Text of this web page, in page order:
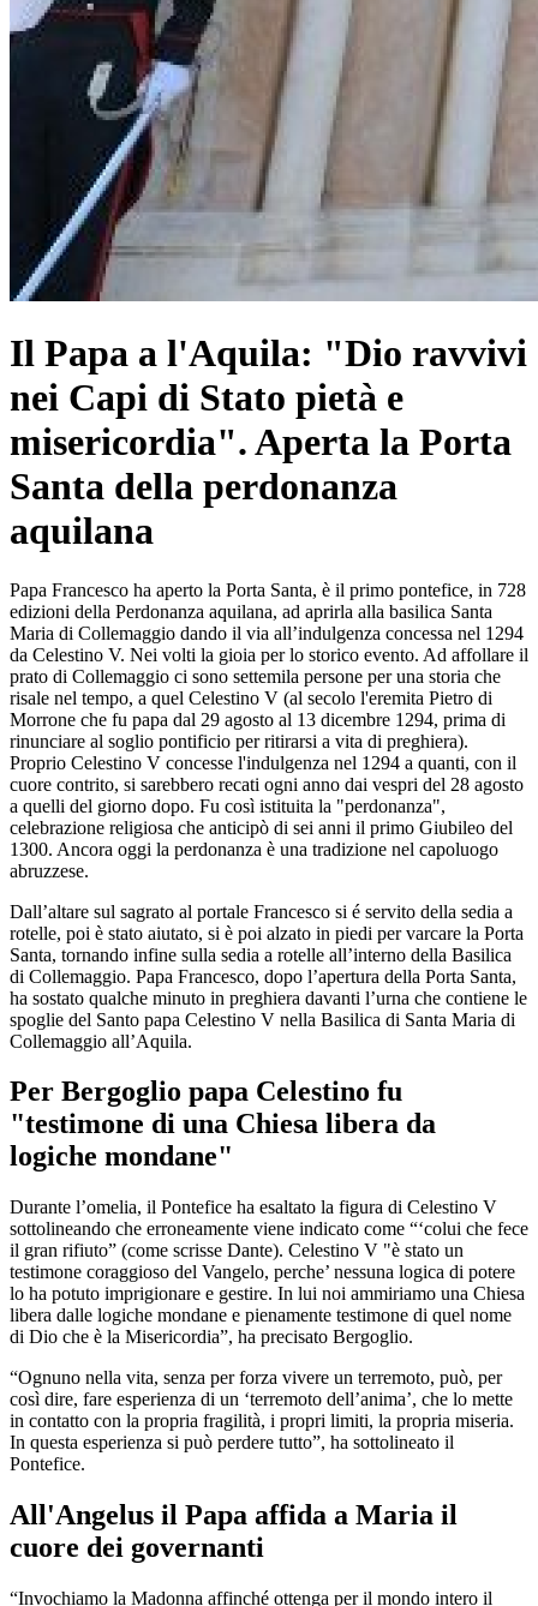
Il Papa a l'Aquila: "Dio ravvivi
nei Capi di Stato pietà e
misericordia". Aperta la Porta
Santa della perdonanza
aquilana
Papa Francesco ha aperto la Porta Santa, è il primo pontefice, in 728
edizioni della Perdonanza aquilana, ad aprirla alla basilica Santa
Maria di Collemaggio dando il via all’indulgenza concessa nel 1294
da Celestino V. Nei volti la gioia per lo storico evento. Ad affollare il
prato di Collemaggio ci sono settemila persone per una storia che
risale nel tempo, a quel Celestino V (al secolo l'eremita Pietro di
Morrone che fu papa dal 29 agosto al 13 dicembre 1294, prima di
rinunciare al soglio pontificio per ritirarsi a vita di preghiera).
Proprio Celestino V concesse l'indulgenza nel 1294 a quanti, con il
cuore contrito, si sarebbero recati ogni anno dai vespri del 28 agosto
a quelli del giorno dopo. Fu così istituita la "perdonanza",
celebrazione religiosa che anticipò di sei anni il primo Giubileo del
1300. Ancora oggi la perdonanza è una tradizione nel capoluogo
abruzzese.
Dall’altare sul sagrato al portale Francesco si é servito della sedia a
rotelle, poi è stato aiutato, si è poi alzato in piedi per varcare la Porta
Santa, tornando infine sulla sedia a rotelle all’interno della Basilica
di Collemaggio. Papa Francesco, dopo l’apertura della Porta Santa,
ha sostato qualche minuto in preghiera davanti l’urna che contiene le
spoglie del Santo papa Celestino V nella Basilica di Santa Maria di
Collemaggio all’Aquila.
Per Bergoglio papa Celestino fu
"testimone di una Chiesa libera da
logiche mondane"
Durante l’omelia, il Pontefice ha esaltato la figura di Celestino V
sottolineando che erroneamente viene indicato come “‘colui che fece
il gran rifiuto” (come scrisse Dante). Celestino V "è stato un
testimone coraggioso del Vangelo, perche’ nessuna logica di potere
lo ha potuto imprigionare e gestire. In lui noi ammiriamo una Chiesa
libera dalle logiche mondane e pienamente testimone di quel nome
di Dio che è la Misericordia”, ha precisato Bergoglio.
“Ognuno nella vita, senza per forza vivere un terremoto, può, per
così dire, fare esperienza di un ‘terremoto dell’anima’, che lo mette
in contatto con la propria fragilità, i propri limiti, la propria miseria.
In questa esperienza si può perdere tutto”, ha sottolineato il
Pontefice.
All'Angelus il Papa affida a Maria il
cuore dei governanti
“Invochiamo la Madonna affinché ottenga per il mondo intero il